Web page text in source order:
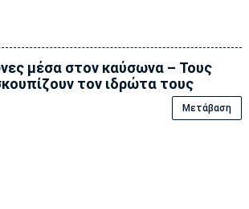
μέσα στον καύσωνα – Τους
τον ιδρώτα τους
Μετάβαση